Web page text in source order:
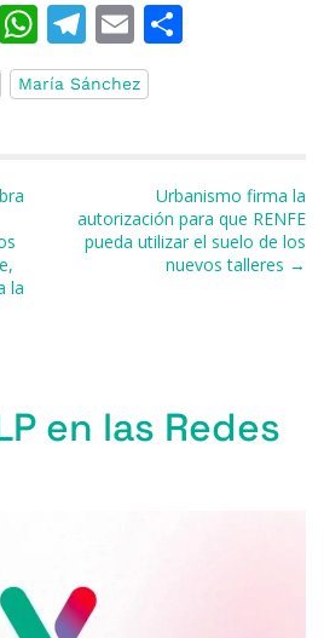
T
d
W
h
at
T
el
e
m
E
m
ai
ar
ti
r
María Sánchez
la
Urbanismo firma la
autorización para que RENFE
pueda utilizar el suelo de los
nuevos talleres →
en las Redes